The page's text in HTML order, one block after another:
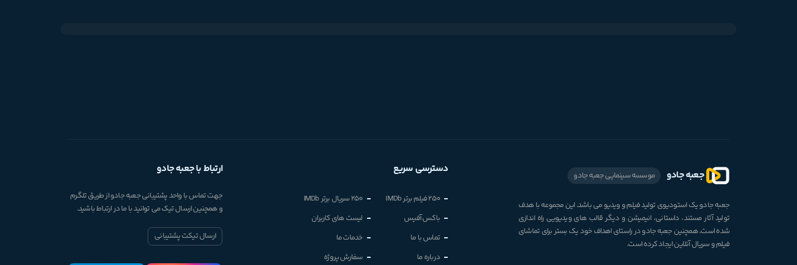
جعبه جادو موسسه سینمایی جعبه جادو
جعبه جادو یک استودیوی تولید فیلم و ویدیو می باشد. این مجموعه با هدف
تولید آثار مستند، داستانی، انیمیشن و دیگر قالب های ویدیویی راه اندازی
شده است. همچنین جعبه جادو در راستای اهداف خود یک بستر برای تماشای
فیلم و سریال آنلاین ایجاد کرده است.
دسترسی سریع
250 فیلم برتر IMDb
250 سریال برتر IMDb
باکس آفیس
لیست های کاربران
تماس با ما
خدمات ما
درباره ما
سفارش پروژه
ارتباط با جعبه جادو
جهت تماس با واحد پشتیبانی جعبه جادو از طریق تلگرم
و همچنین ارسال تیک می توانید با ما در ارتباط باشید.
ارسال تیکت پشتیبانی